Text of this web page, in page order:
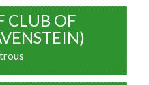
CLUB OF